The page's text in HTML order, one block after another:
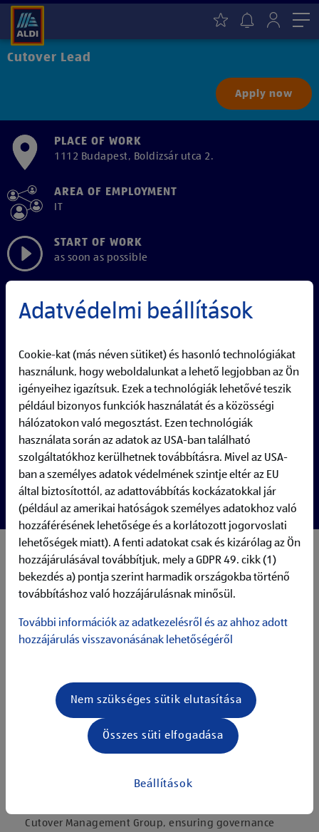
Cutover Lead
Apply now
PLACE OF WORK
1112 Budapest, Boldizsár utca 2.
AREA OF EMPLOYMENT
IT
START OF WORK
as soon as possible
Full-time
Your responsibilities:
Develop and own the conceptual cutover framework for
Enterprise releases (overall approach, phase logic,
Align on the overall retrofit timeline and high-level
cutover strategy with central deployment/technical
concept, including required backup/restore principles
and contingency expectations
Evaluate and integrate scope and dependency changes
at governance level, translating impacts into guiding
cutover rules
lessons learned from previous execution cycles into the
Cutover Management Group, ensuring governance
Adatvédelmi beállítások
Cookie-kat (más néven sütiket) és hasonló technológiákat
használunk, hogy weboldalunkat a lehető legjobban az Ön
igényeihez igazítsuk. Ezek a technológiák lehetővé teszik
például bizonyos funkciók használatát és a közösségi
hálózatokon való megosztást. Ezen technológiák
használata során az adatok az USA-ban található
szolgáltatókhoz kerülhetnek továbbításra. Mivel az USA-
ban a személyes adatok védelmének szintje eltér az EU
által biztosítottól, az adattovábbítás kockázatokkal jár
(például az amerikai hatóságok személyes adatokhoz való
hozzáférésének lehetősége és a korlátozott jogorvoslati
lehetőségek miatt). A fenti adatokat csak és kizárólag az Ön
hozzájárulásával továbbítjuk, mely a GDPR 49. cikk (1)
bekezdés a) pontja szerint harmadik országokba történő
továbbításhoz való hozzájárulásnak minősül.
További információk az adatkezelésről és az ahhoz adott
hozzájárulás visszavonásának lehetőségéről
Beállítások
Nem szükséges sütik elutasítása
Összes süti elfogadása